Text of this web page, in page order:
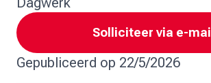
Solliciteer via e-mail
Gepubliceerd op 22/5/2026